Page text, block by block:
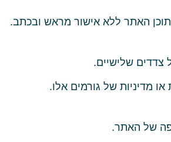
האתר ללא אישור מראש ובכתב.
צדדים שלישיים.
מדיניות של גורמים אלו.
של האתר.